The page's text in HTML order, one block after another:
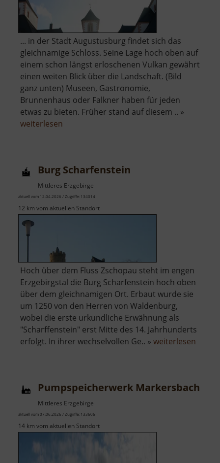
... in der Stadt Augustusburg findet sich das
gleichnamige Schloss. Seine Lage hoch oben auf
einem schon längst erloschenen Vulkan gewährt
einen weiten Blick über die Landschaft. (Bild
ganz unten) Museen, Gastronomie,
Brunnenhaus oder Falkner haben für jeden
etwas zu bieten. Früher stand auf diesem .. »
weiterlesen
Burg Scharfenstein
Mittleres Erzgebirge
aktuell vom 12.04.2026 / Zugriffe: 134014
12 km vom aktuellen Standort
Hoch über dem Fluss Zschopau steht im engen
Erzgebirgstal die Burg Scharfenstein hoch oben
über dem gleichnamigen Ort. Erbaut wurde sie
um 1250 von den Herren von Waldenburg,
wobei die erste urkundliche Erwähnung als
"Scharffenstein" erst Mitte des 14. Jahrhunderts
erfolgt. In ihrer wechselvollen Ge.. » weiterlesen
Pumpspeicherwerk Markersbach
Mittleres Erzgebirge
aktuell vom 07.06.2026 / Zugriffe: 133606
14 km vom aktuellen Standort